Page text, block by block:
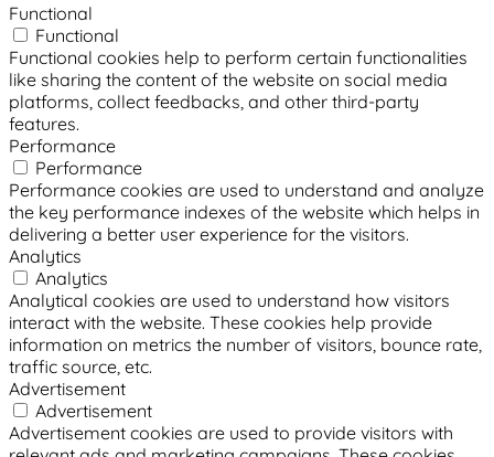
Functional
Functional
Functional cookies help to perform certain functionalities
like sharing the content of the website on social media
platforms, collect feedbacks, and other third-party
features.
Performance
Performance
Performance cookies are used to understand and analyze
the key performance indexes of the website which helps in
delivering a better user experience for the visitors.
Analytics
Analytics
Analytical cookies are used to understand how visitors
interact with the website. These cookies help provide
information on metrics the number of visitors, bounce rate,
traffic source, etc.
Advertisement
Advertisement
Advertisement cookies are used to provide visitors with